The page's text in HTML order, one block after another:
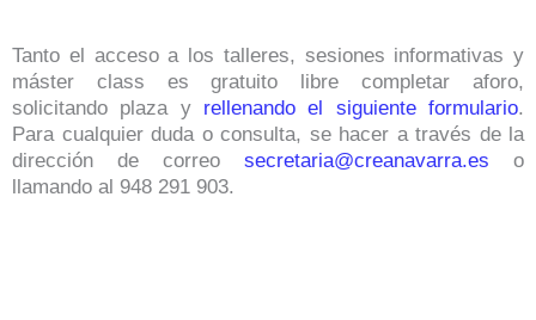
Tanto el acceso a los talleres, sesiones informativas y
máster class es gratuito libre completar aforo,
solicitando plaza y rellenando el siguiente formulario.
Para cualquier duda o consulta, se hacer a través de la
dirección de correo secretaria@creanavarra.es o
llamando al 948 291 903.